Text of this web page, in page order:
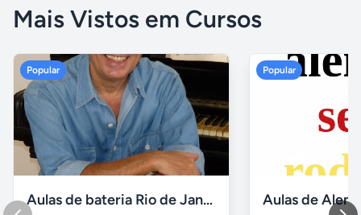
Mais Vistos em Cursos
Popular
Aulas de bateria Rio de Janeiro
Popular